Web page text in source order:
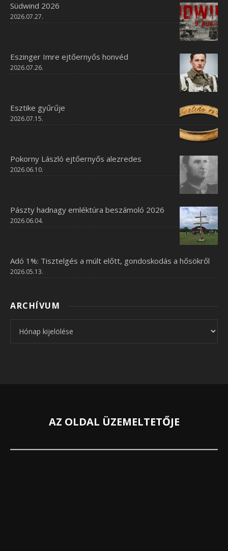
Südwind 2026
2026.07.27.
Eszinger Imre ejtőernyős honvéd
2026.07.26.
Esztike gyűrűje
2026.07.15.
Pokorny László ejtőernyős alezredes
2026.06.10.
Pászty hadnagy emléktúra beszámoló 2026
2026.06.04.
Adó 1%: Tisztelgés a múlt előtt, gondoskodás a hősökről
2026.05.13.
ARCHÍVUM
AZ OLDAL ÜZEMELTETŐJE